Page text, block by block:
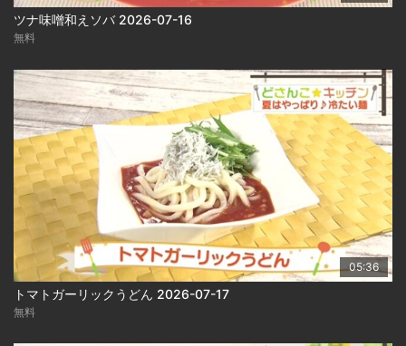
ツナ味噌和えソバ 2026-07-16
無料
05:36
トマトガーリックうどん 2026-07-17
無料